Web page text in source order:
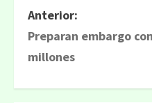
Compartir
N
a
v
e
Anterior:
Preparan embargo
millones